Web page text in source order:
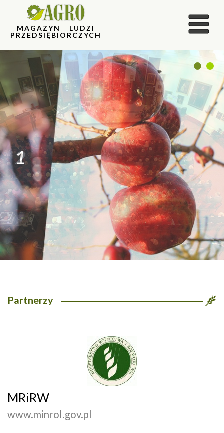
MAGAZYN LUDZI
PRZEDSIĘBIORCZYCH
2
1 2
Partnerzy
MRiRW
www.minrol.gov.pl